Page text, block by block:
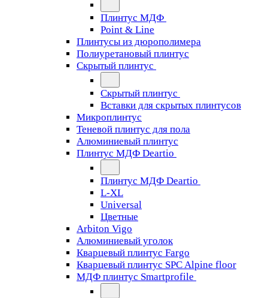
Плинтус МДФ
Point & Line
Плинтусы из дюрополимера
Полиуретановый плинтус
Скрытый плинтус
Скрытый плинтус
Вставки для скрытых плинтусов
Микроплинтус
Теневой плинтус для пола
Алюминиевый плинтус
Плинтус МДФ Deartio
Плинтус МДФ Deartio
L-XL
Universal
Цветные
Arbiton Vigo
Алюминиевый уголок
Кварцевый плинтус Fargo
Кварцевый плинтус SPC Alpine floor
МДФ плинтус Smartprofile